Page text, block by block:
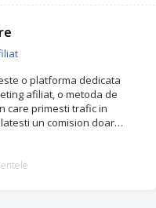
o platforma dedicata
afiliat, o metoda de
care primesti trafic in
un comision doar